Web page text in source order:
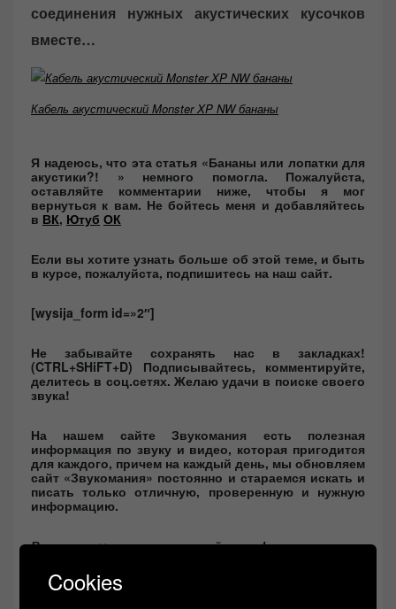
соединения нужных акустических кусочков
вместе…
Кабель акустический Monster XP NW бананы
Я надеюсь, что эта статья «Бананы или лопатки для
акустики?! » немного помогла. Пожалуйста,
оставляйте комментарии ниже, чтобы я мог
вернуться к вам. Не бойтесь меня и добавляйтесь
в ВК, Ютуб ОК
Если вы хотите узнать больше об этой теме, и быть
в курсе, пожалуйста, подпишитесь на наш сайт.
[wysija_form id=»2″]
Не забывайте сохранять нас в закладках!
(CTRL+SHiFT+D)
Подписывайтесь, комментируйте,
делитесь в соц.сетях. Желаю удачи в поиске своего
звука!
На нашем сайте Звукомания есть полезная
информация по звуку и видео, которая пригодится
для каждого, причем на каждый день, мы обновляем
сайт «Звукомания» постоянно и стараемся искать и
писать только отличную, проверенную и нужную
информацию.
Вам нужен хорошийфонокорректор,
плеер, наушники, АС или другую звуковую технику,
усилитель, ресивер и т.д.) то пишите в ВК,
Cookies